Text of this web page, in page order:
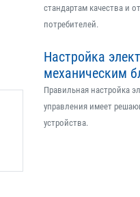
стандартам качества и
потребителей.
Настройка
механическим
Правильная настройка
управления имеет
устройства.